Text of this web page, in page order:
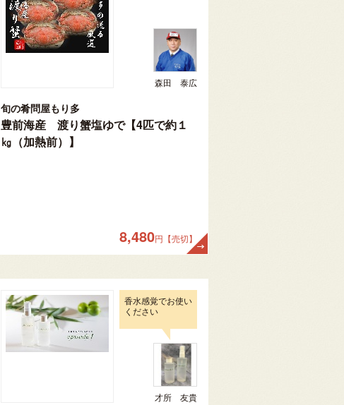
森田 泰広
旬の肴問屋もり多
豊前海産 渡り蟹塩ゆで【4匹で約１
㎏（加熱前）】
8,480円【売切】
香水感覚でお使い
ください
才所 友貴